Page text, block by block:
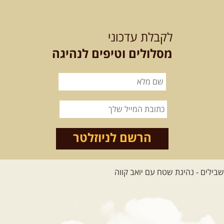
למגוון רכבי שטח
בחרנו לילה מיוחד לטיול מיוחד!
השמיים יהיו נקיים, הכוכבים ...
שישי- מעיינות
ואתגרים בצפון הרמה
מסלול חדש בצפון רמת הגולן בהובלת
מדריך תושב האזור. המסלול ...
לקבלת עדכוני
מסלולים וטיפים לנהיגה
הרשם לניוזלטר